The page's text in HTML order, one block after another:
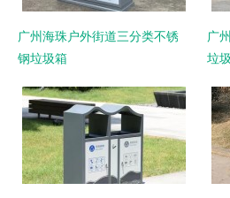
广州海珠户外街道三分类不锈
钢垃圾箱
广
垃